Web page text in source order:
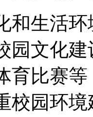
和生活
园文化
育比赛
校园环